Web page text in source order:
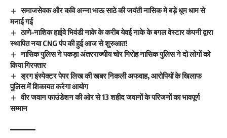
समाजसेवक और कवि अन्ना भाऊ साठे की जयंती नासिक मे बड़े धूम धाम से
मनाई गई
ठाणे–नाशिक हाईवे भिवंडी नाके के करीब येवई नाके के बगल वेस्टार कंपनी द्वारा
स्थापित नया CNG पंप की हुई आज से शुरुआत!
नासिक पुलिस ने पकड़ा अंतरराज्यीय चोर गिरोह नासिक पुलिस ने दो लोगों को
किया गिरफ्तार
ड्रग इंस्पेक्टर पेपर लिख की खबर निकली अफवाह, आरोपियों के खिलाफ
पुलिस में शिकायत करेगा आयोग
वीर जवान फाउंडेशन की ओर से 13 शहीद जवानों के परिजनों का भावपूर्ण
सम्मान